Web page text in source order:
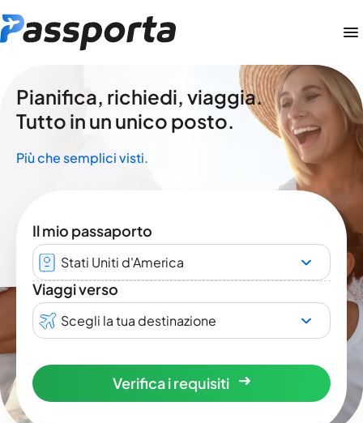
Pianifica, richiedi, viaggia.
Tutto in un unico posto.
Più che semplici visti.
Il mio passaporto
Stati Uniti d'America
Viaggi verso
Scegli la tua destinazione
Verifica i requisiti